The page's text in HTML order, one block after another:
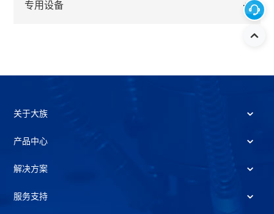
专用设备
关于大族
产品中心
解决方案
服务支持